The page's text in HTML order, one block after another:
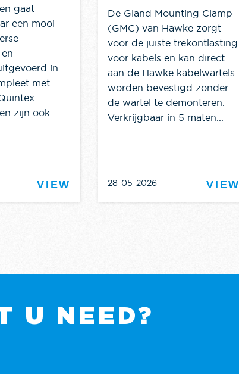
gaat
een mooi
in
met
zijn ook
VIEW
De Gland Mounting Clamp
(GMC) van Hawke zorgt
voor de juiste trekontlasting
voor kabels en kan direct
aan de Hawke kabelwartels
worden bevestigd zonder
de wartel te demonteren.
Verkrijgbaar in 5 maten...
28-05-2026 VIEW
U NEED?